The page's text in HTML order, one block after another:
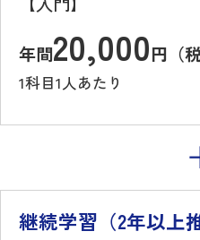
年間20,000円（
1科目1人あたり
継続学習（2年以上